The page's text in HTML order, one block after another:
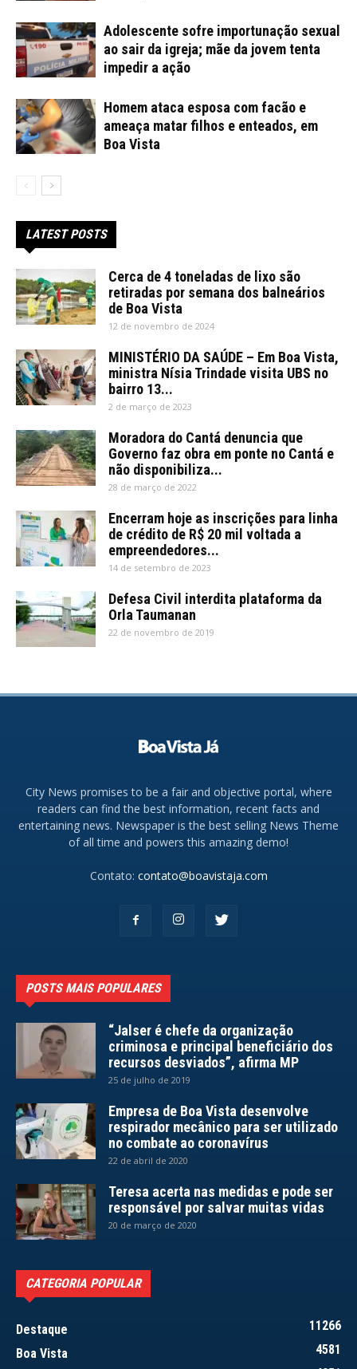
Adolescente sofre importunação sexual
ao sair da igreja; mãe da jovem tenta
impedir a ação
Homem ataca esposa com facão e
ameaça matar filhos e enteados, em
Boa Vista
LATEST POSTS
Cerca de 4 toneladas de lixo são
retiradas por semana dos balneários
de Boa Vista
12 de novembro de 2024
MINISTÉRIO DA SAÚDE – Em Boa Vista,
ministra Nísia Trindade visita UBS no
bairro 13...
2 de março de 2023
Moradora do Cantá denuncia que
Governo faz obra em ponte no Cantá e
não disponibiliza...
28 de março de 2022
Encerram hoje as inscrições para linha
de crédito de R$ 20 mil voltada a
empreendedores...
14 de setembro de 2023
Defesa Civil interdita plataforma da
Orla Taumanan
22 de novembro de 2019
City News promises to be a fair and objective portal, where
readers can find the best information, recent facts and
entertaining news. Newspaper is the best selling News Theme
of all time and powers this amazing demo!
Contato: contato@boavistaja.com
POSTS MAIS POPULARES
“Jalser é chefe da organização
criminosa e principal beneficiário dos
recursos desviados”, afirma MP
25 de julho de 2019
Empresa de Boa Vista desenvolve
respirador mecânico para ser utilizado
no combate ao coronavírus
22 de abril de 2020
Teresa acerta nas medidas e pode ser
responsável por salvar muitas vidas
20 de março de 2020
CATEGORIA POPULAR
Destaque
11266
Boa Vista
4581